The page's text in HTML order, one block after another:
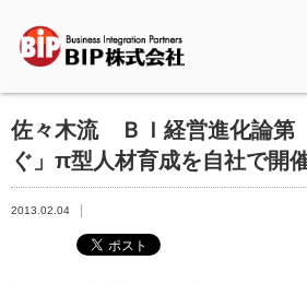
佐々木流 ＢＩ経営進化論
ぐ」π型人材育成を自社で開
2013.02.04